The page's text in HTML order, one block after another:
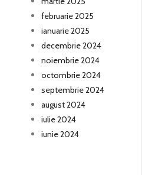
februarie 2025
ianuarie 2025
decembrie 2024
noiembrie 2024
octombrie 2024
septembrie 2024
august 2024
iulie 2024
iunie 2024